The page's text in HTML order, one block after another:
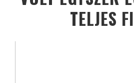
TELJES